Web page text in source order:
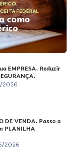
,
FEDERAL
como
EMPRESA. Reduzir
2026
DE VENDA. Passo a
PLANILHA
2026